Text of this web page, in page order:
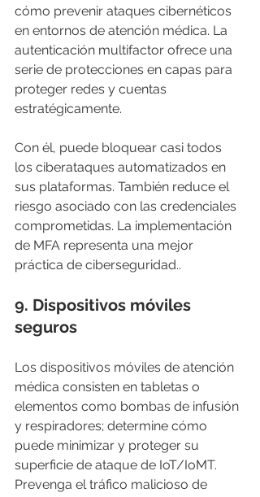
cómo prevenir ataques cibernéticos
en entornos de atención médica. La
autenticación multifactor ofrece una
serie de protecciones en capas para
proteger redes y cuentas
estratégicamente.
Con él, puede bloquear casi todos
los ciberataques automatizados en
sus plataformas. También reduce el
riesgo asociado con las credenciales
comprometidas. La implementación
de MFA representa una mejor
práctica de ciberseguridad..
9. Dispositivos móviles
seguros
Los dispositivos móviles de atención
médica consisten en tabletas o
elementos como bombas de infusión
y respiradores; determine cómo
puede minimizar y proteger su
superficie de ataque de IoT/IoMT.
Prevenga el tráfico malicioso de